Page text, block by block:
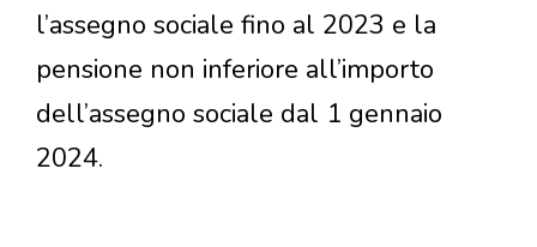
l’assegno sociale fino al 2023 e la
pensione non inferiore all’importo
dell’assegno sociale dal 1 gennaio
2024.